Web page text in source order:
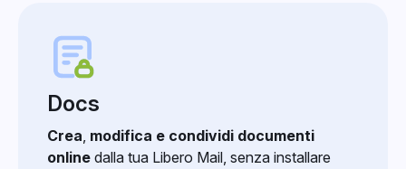
Docs
Crea, modifica e condividi documenti
online dalla tua Libero Mail, senza installare